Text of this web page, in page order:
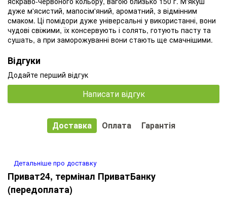
дуже м'ясистий, мапосім'яний, ароматний, з відмінним
смаком. Ці помідори дуже універсальні у використанні, вони
чудові свіжими, їх консервують і солять, готують пасту та
сушать, а при заморожуванні вони стають ще смачнішими.
Відгуки
Додайте перший відгук
Написати відгук
Доставка Оплата Гарантія
Детальніше про доставку
Приват24, термінал ПриватБанку
(передоплата)